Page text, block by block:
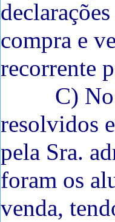
compra e
recorrente
C) No
resolvidos
pela Sra.
foram os
venda,